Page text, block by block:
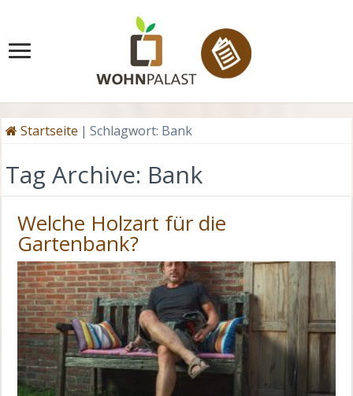
Startseite | Schlagwort: Bank
Tag Archive: Bank
Welche Holzart für die
Gartenbank?